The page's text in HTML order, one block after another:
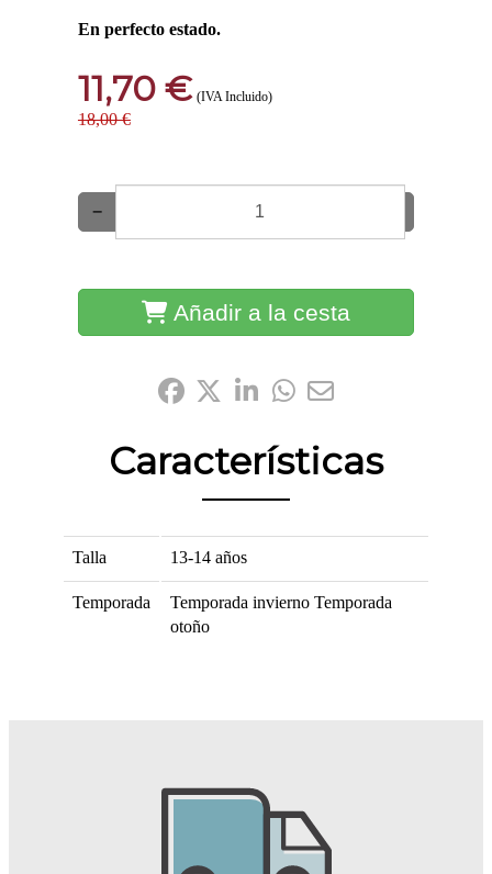
En perfecto estado.
11,70 € (IVA Incluido)
18,00 €
−
Añadir a la cesta
Características
Talla 13-14 años
Temporada Temporada invierno Temporada
otoño